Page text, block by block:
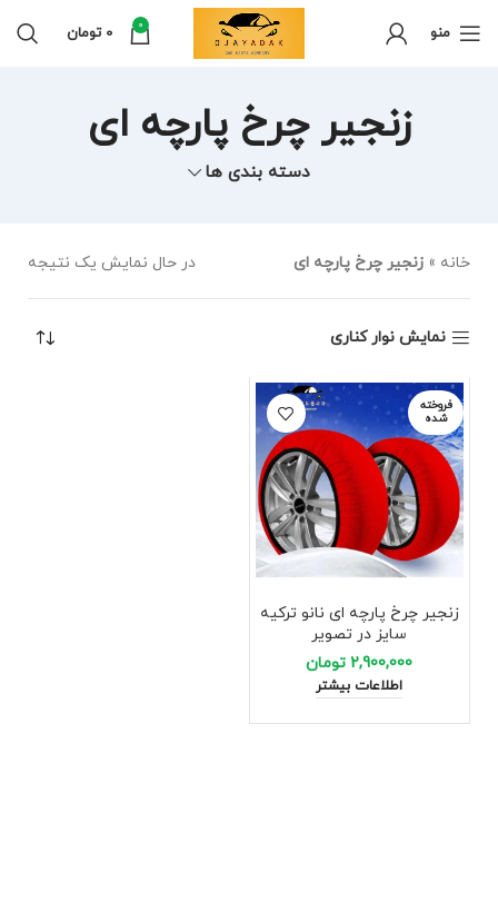
منو 0
0 تومان
زنجیر چرخ پارچه ای
دسته بندی ها
خانه » زنجیر چرخ پارچه ای در حال نمایش یک نتیجه
نمایش نوار کناری
فروخته
شده
زنجیر چرخ پارچه ای نانو ترکیه
سایز در تصویر
2,900,000 تومان
اطلاعات بیشتر